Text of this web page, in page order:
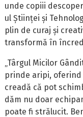
unde copiii
ul Științei și
plin de curaj și
transformă în
„Târgul Micilor
prinde aripi, oferind
creadă că pot
dăm nu doar
poate fi strălucit.